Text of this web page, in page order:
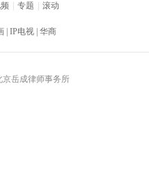
专题 滚动
IP电视 华商
京岳成律师事务所